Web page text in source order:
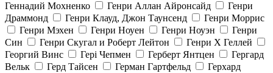
Геннадий Мохненко
Генри Аллан Айронсайд
Генри
Драммонд
Генри Клауд, Джон Таунсенд
Генри Моррис
Генри Мэхен
Генри Ноуен Генри Ноуэн
Генри
Син
Генри Скугал и Роберт Лейтон
Генри Х Геллей
Георгий Винс
Гері Чепмен Герберт Янтцен
Гергард
Вельк
Герд Тайсен Герман Гартфельд
Герхард